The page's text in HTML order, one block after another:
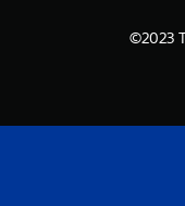
©2023